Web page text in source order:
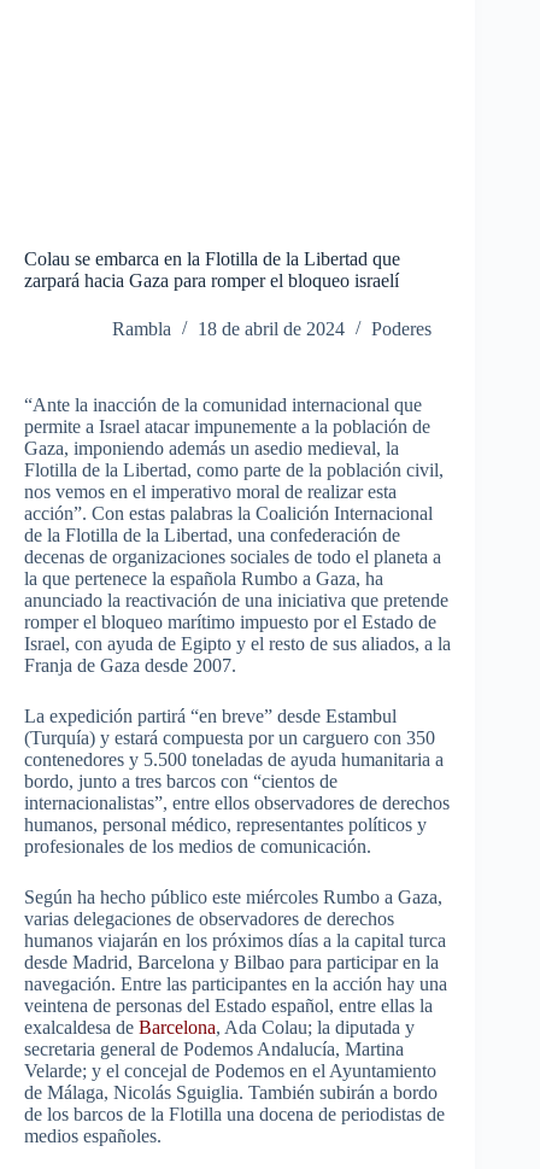
Colau se embarca en la Flotilla de la Libertad que
zarpará hacia Gaza para romper el bloqueo israelí
Rambla 18 de abril de 2024 Poderes
“Ante la inacción de la comunidad internacional que
permite a Israel atacar impunemente a la población de
Gaza, imponiendo además un asedio medieval, la
Flotilla de la Libertad, como parte de la población civil,
nos vemos en el imperativo moral de realizar esta
acción”. Con estas palabras la Coalición Internacional
de la Flotilla de la Libertad, una confederación de
decenas de organizaciones sociales de todo el planeta a
la que pertenece la española Rumbo a Gaza, ha
anunciado la reactivación de una iniciativa que pretende
romper el bloqueo marítimo impuesto por el Estado de
Israel, con ayuda de Egipto y el resto de sus aliados, a la
Franja de Gaza desde 2007.
La expedición partirá “en breve” desde Estambul
(Turquía) y estará compuesta por un carguero con 350
contenedores y 5.500 toneladas de ayuda humanitaria a
bordo, junto a tres barcos con “cientos de
internacionalistas”, entre ellos observadores de derechos
humanos, personal médico, representantes políticos y
profesionales de los medios de comunicación.
Según ha hecho público este miércoles Rumbo a Gaza,
varias delegaciones de observadores de derechos
humanos viajarán en los próximos días a la capital turca
desde Madrid, Barcelona y Bilbao para participar en la
navegación. Entre las participantes en la acción hay una
veintena de personas del Estado español, entre ellas la
exalcaldesa de Barcelona, Ada Colau; la diputada y
secretaria general de Podemos Andalucía, Martina
Velarde; y el concejal de Podemos en el Ayuntamiento
de Málaga, Nicolás Sguiglia. También subirán a bordo
de los barcos de la Flotilla una docena de periodistas de
medios españoles.